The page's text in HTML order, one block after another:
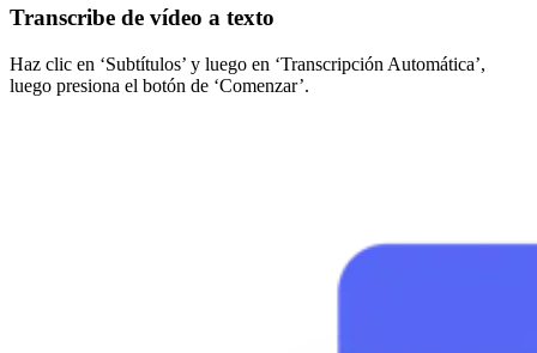
Transcribe de vídeo a texto
Haz clic en ‘Subtítulos’ y luego en ‘Transcripción Automática’,
luego presiona el botón de ‘Comenzar’.